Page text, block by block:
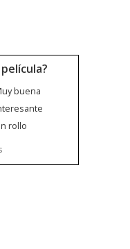
buena
rollo